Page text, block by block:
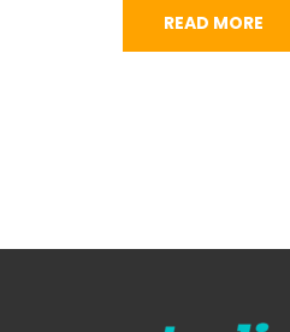
READ MORE